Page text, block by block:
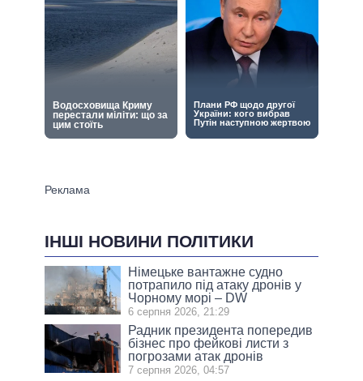
ІНШІ НОВИНИ ПОЛІТИКИ
Німецьке вантажне судно
потрапило під атаку дронів у
Чорному морі – DW
6 серпня 2026, 21:29
Радник президента попередив
бізнес про фейкові листи з
погрозами атак дронів
7 серпня 2026, 04:57